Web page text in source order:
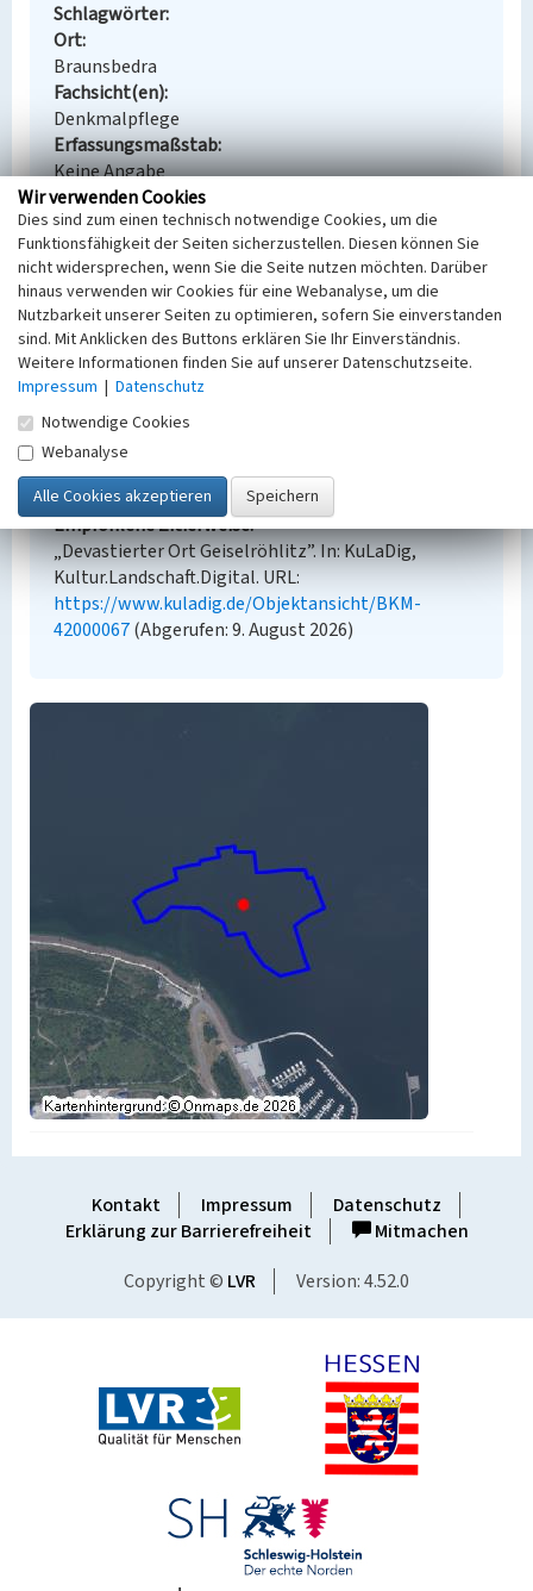
Schlagwörter
Ort
Braunsbedra
Fachsicht(en)
Denkmalpflege
Erfassungsmaßstab
Keine Angabe
Erfassungsmethode
Übernahme aus externer Fachdatenbank
Empfohlene Zitierweise
Urheberrechtlicher Hinweis
Der hier präsentierte Inhalt steht unter der freien
Lizenz dl-by-de/2.0 (Namensnennung). Die
angezeigten Medien unterliegen möglicherweise
zusätzlichen urheberrechtlichen Bedingungen, die
an diesen ausgewiesen sind.
Empfohlene Zitierweise
„Devastierter Ort Geiselröhlitz”. In: KuLaDig,
Kultur.Landschaft.Digital. URL:
https://www.kuladig.de/Objektansicht/BKM-
42000067(Abgerufen: 9. August 2026)
Kontakt Impressum
Datenschutz
Erklärung zur Barrierefreiheit
Mitmachen
Copyright © LVR Version: 4.52.0
Wir verwenden Cookies
Dies sind zum einen technisch notwendige Cookies, um die
Funktionsfähigkeit der Seiten sicherzustellen. Diesen können Sie
nicht widersprechen, wenn Sie die Seite nutzen möchten. Darüber
hinaus verwenden wir Cookies für eine Webanalyse, um die
Nutzbarkeit unserer Seiten zu optimieren, sofern Sie einverstanden
sind. Mit Anklicken des Buttons erklären Sie Ihr Einverständnis.
Weitere Informationen finden Sie auf unserer Datenschutzseite.
Impressum | Datenschutz
Notwendige Cookies
Webanalyse